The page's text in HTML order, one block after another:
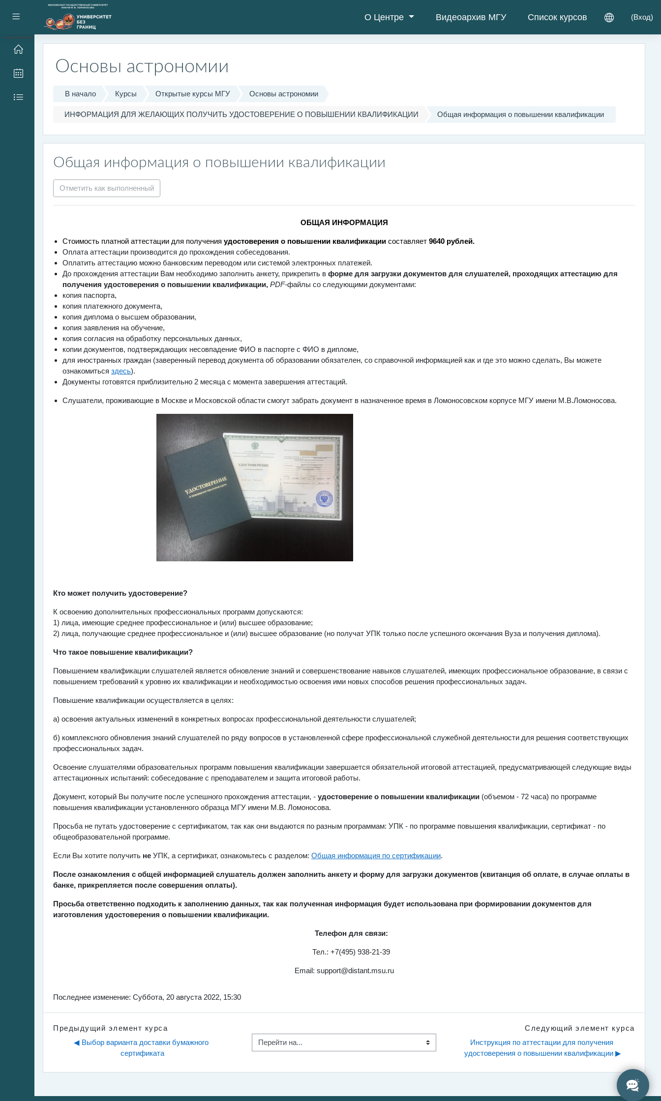
Боковая панель О Центре Видеоархив МГУ Список курсов (Вход)
Перейти к основному содержанию
Основы астрономии
В начало Курсы Открытые курсы МГУ Основы астрономии
ИНФОРМАЦИЯ ДЛЯ ЖЕЛАЮЩИХ ПОЛУЧИТЬ УДОСТОВЕРЕНИЕ О ПОВЫШЕНИИ КВАЛИФИКАЦИИ Общая информация о повышении квалификации
Общая информация о повышении квалификации
Отметить как выполненный
ОБЩАЯ ИНФОРМАЦИЯ
Стоимость платной аттестации для полученияудостоверения о повышении квалификации составляет9640 рублей.
Оплата аттестации производится до прохождения собеседования.
Оплатить аттестацию можно банковским переводом или системой электронных платежей.
До прохождения аттестации Вам необходимо заполнить анкету, прикрепить вформе для загрузки документов для слушателей, проходящих аттестацию для
получения удостоверения о повышении квалификации,PDF-файлы со следующими документами:
копия паспорта,
копия платежного документа,
копия диплома о высшем образовании,
копия заявления на обучение,
копия согласия на обработку персональных данных,
копии документов, подтверждающих несовпадение ФИО в паспорте с ФИО в дипломе,
для иностранных граждан (заверенный перевод документа об образовании обязателен, со справочной информацией как и где это можно сделать, Вы можете
ознакомитьсяздесь).
Документы готовятся приблизительно 2 месяца с момента завершения аттестаций.
Слушатели, проживающие в Москве и Московской области смогут забрать документ в назначенное время в Ломоносовском корпусе МГУ имени М.В.Ломоносова.
Кто может получить удостоверение?
К освоению дополнительных профессиональных программ допускаются:
1) лица, имеющие среднее профессиональное и (или) высшее образование;
2) лица, получающие среднее профессиональное и (или) высшее образование (но получат УПК только после успешного окончания Вуза и получения диплома).
Что такое повышение квалификации?
Повышением квалификации слушателей является обновление знаний и совершенствование навыков слушателей, имеющих профессиональное образование, в связи с
повышением требований к уровню их квалификации и необходимостью освоения ими новых способов решения профессиональных задач.
Повышение квалификации осуществляется в целях:
а) освоения актуальных изменений в конкретных вопросах профессиональной деятельности слушателей;
б) комплексного обновления знаний слушателей по ряду вопросов в установленной сфере профессиональной служебной деятельности для решения соответствующих
профессиональных задач.
Освоение слушателями образовательных программ повышения квалификации завершается обязательной итоговой аттестацией, предусматривающей следующие виды
аттестационных испытаний: собеседование с преподавателем и защита итоговой работы.
Документ, который Вы получите после успешного прохождения аттестации, - удостоверение о повышении квалификации (объемом - 72 часа) по программе
повышения квалификации установленного образца МГУ имени М.В. Ломоносова.
Просьба не путать удостоверение с сертификатом, так как они выдаются по разным программам: УПК - по программе повышения квалификации, сертификат - по
общеобразовательной программе.
Если Вы хотите получить не УПК, а сертификат, ознакомьтесь с разделом: Общая информация по сертификации.
После ознакомления с общей информацией слушатель должен заполнить анкету и форму для загрузки документов (квитанция об оплате, в случае оплаты в
банке, прикрепляется после совершения оплаты).
Просьба ответственно подходить к заполнению данных, так как полученная информация будет использована при формировании документов для
изготовления удостоверения о повышении квалификации.
Телефон для связи:
Тел.: +7(495) 938-21-39
Email: support@distant.msu.ru
Последнее изменение: Суббота, 20 августа 2022, 15:30
Предыдущий элемент курса
◀︎ Выбор варианта доставки бумажного
сертификата
Перейти на...
Следующий элемент курса
Инструкция по аттестации для получения
удостоверения о повышении квалификации ▶︎